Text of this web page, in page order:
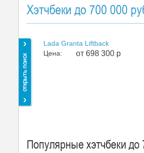
Хэтчбеки до 700 000
Lada Granta Liftback
от 698 300 р
Цена:
Популярные хэтчбеки до